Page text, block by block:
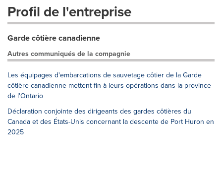
Profil de l'entreprise
Garde côtière canadienne
Autres communiqués de la compagnie
Les équipages d'embarcations de sauvetage côtier de la Garde
côtière canadienne mettent fin à leurs opérations dans la province
de l'Ontario
Déclaration conjointe des dirigeants des gardes côtières du
Canada et des États-Unis concernant la descente de Port Huron en
2025